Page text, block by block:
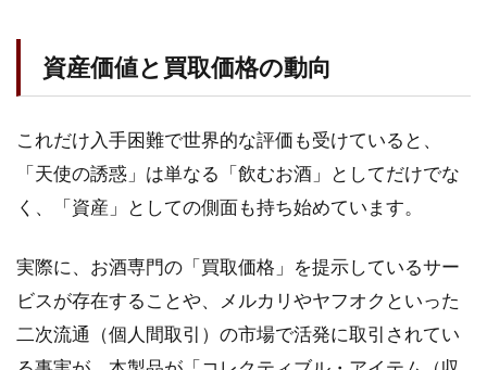
資産価値と買取価格の動向
これだけ入手困難で世界的な評価も受けていると、
「天使の誘惑」は単なる「飲むお酒」としてだけでな
く、「資産」としての側面も持ち始めています。
実際に、お酒専門の「買取価格」を提示しているサー
ビスが存在することや、メルカリやヤフオクといった
二次流通（個人間取引）の市場で活発に取引されてい